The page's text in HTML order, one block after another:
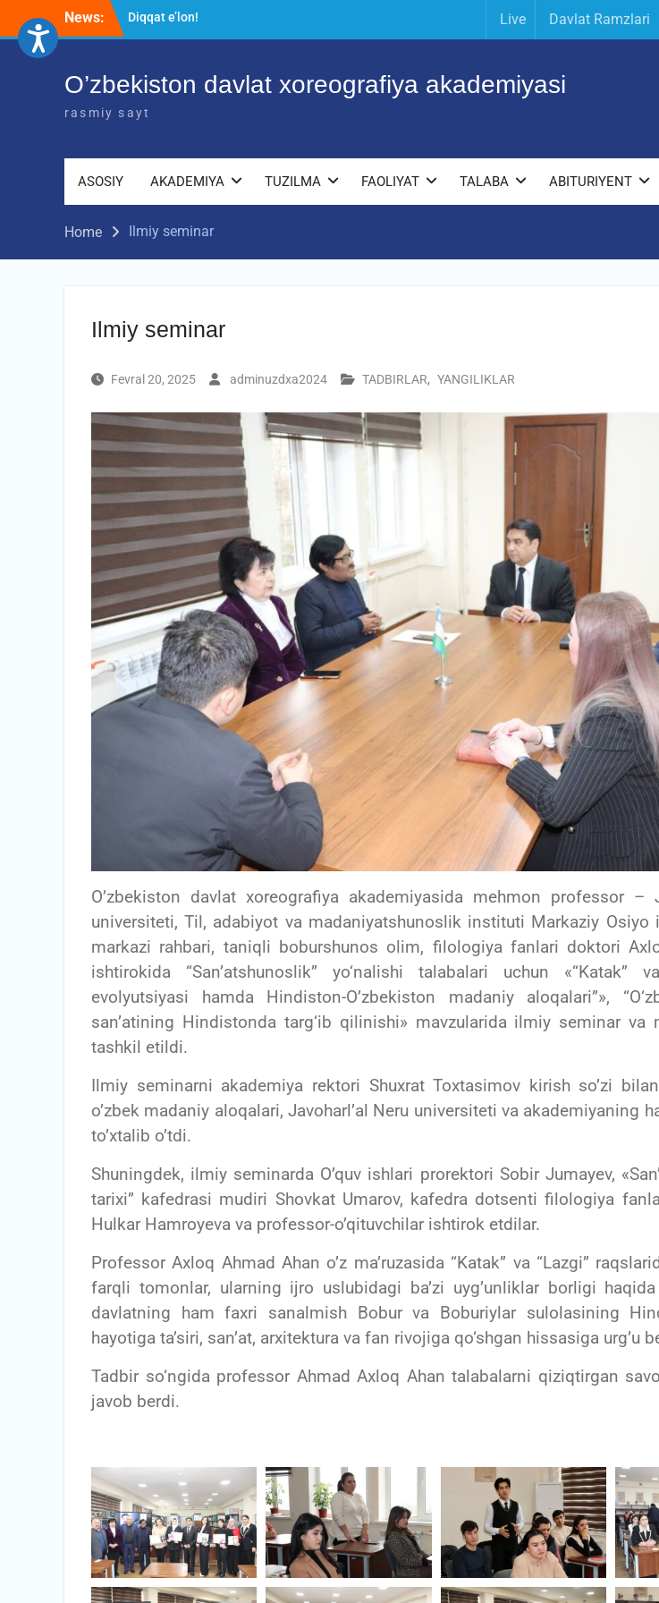
content
News:
Akademiyada “Bitiruvchi – 2026” tadbiri
bo‘lib o‘tdi
Live Davlat Ramzlari
O’zbekiston davlat xoreografiya akademiyasi
rasmiy sayt
ASOSIY AKADEMIYA TUZILMA FAOLIYAT TALABA ABITURIYENT
Home Ilmiy seminar
Ilmiy seminar
Fevral 20, 2025 adminuzdxa2024 TADBIRLAR, YANGILIKLAR
O’zbekiston davlat xoreografiya akademiyasida mehmon professor –
universiteti, Til, adabiyot va madaniyatshunoslik instituti Markaziy Osiyo
markazi rahbari, taniqli boburshunos olim, filologiya fanlari doktori
ishtirokida “San’atshunoslik” yo‘nalishi talabalari uchun «“Katak”
evolyutsiyasi hamda Hindiston-O’zbekiston madaniy aloqalari”»,
san’atining Hindistonda targ‘ib qilinishi» mavzularida ilmiy seminar va
tashkil etildi.
Ilmiy seminarni akademiya rektori Shuxrat Toxtasimov kirish so’zi
o’zbek madaniy aloqalari, Javoharl’al Neru universiteti va akademiyaning
to’xtalib o’tdi.
Shuningdek, ilmiy seminarda O’quv ishlari prorektori Sobir Jumayev,
tarixi” kafedrasi mudiri Shovkat Umarov, kafedra dotsenti filologiya
Hulkar Hamroyeva va professor-o’qituvchilar ishtirok etdilar.
Professor Axloq Ahmad Ahan o’z ma’ruzasida “Katak” va “Lazgi”
farqli tomonlar, ularning ijro uslubidagi ba’zi uyg’unliklar borligi
davlatning ham faxri sanalmish Bobur va Boburiylar sulolasining
hayotiga ta’siri, san’at, arxitektura va fan rivojiga qo‘shgan hissasiga urg’u
Tadbir so‘ngida professor Ahmad Axloq Ahan talabalarni qiziqtirgan
javob berdi.